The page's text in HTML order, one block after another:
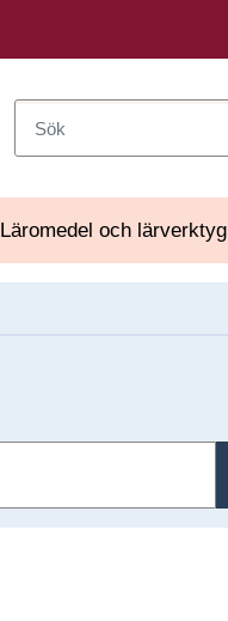
Läromedel och lärverktyg